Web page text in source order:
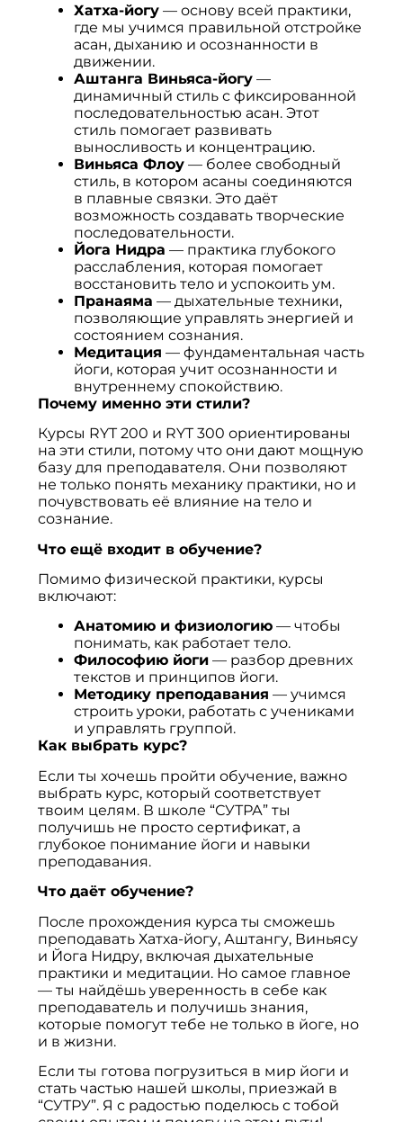
Хатха-йогу — основу всей практики,
где мы учимся правильной отстройке
асан, дыханию и осознанности в
движении.
Аштанга Виньяса-йогу —
динамичный стиль с фиксированной
последовательностью асан. Этот
стиль помогает развивать
выносливость и концентрацию.
Виньяса Флоу — более свободный
стиль, в котором асаны соединяются
в плавные связки. Это даёт
возможность создавать творческие
последовательности.
Йога Нидра — практика глубокого
расслабления, которая помогает
восстановить тело и успокоить ум.
Пранаяма — дыхательные техники,
позволяющие управлять энергией и
состоянием сознания.
Медитация — фундаментальная часть
йоги, которая учит осознанности и
внутреннему спокойствию.
Почему именно эти стили?
Курсы RYT 200 и RYT 300 ориентированы
на эти стили, потому что они дают мощную
базу для преподавателя. Они позволяют
не только понять механику практики, но и
почувствовать её влияние на тело и
сознание.
Что ещё входит в обучение?
Помимо физической практики, курсы
включают:
Анатомию и физиологию — чтобы
понимать, как работает тело.
Философию йоги — разбор древних
текстов и принципов йоги.
Методику преподавания — учимся
строить уроки, работать с учениками
и управлять группой.
Как выбрать курс?
Если ты хочешь пройти обучение, важно
выбрать курс, который соответствует
твоим целям. В школе “СУТРА” ты
получишь не просто сертификат, а
глубокое понимание йоги и навыки
преподавания.
Что даёт обучение?
После прохождения курса ты сможешь
преподавать Хатха-йогу, Аштангу, Виньясу
и Йога Нидру, включая дыхательные
практики и медитации. Но самое главное
— ты найдёшь уверенность в себе как
преподаватель и получишь знания,
которые помогут тебе не только в йоге, но
и в жизни.
Если ты готова погрузиться в мир йоги и
стать частью нашей школы, приезжай в
“СУТРУ”. Я с радостью поделюсь с тобой